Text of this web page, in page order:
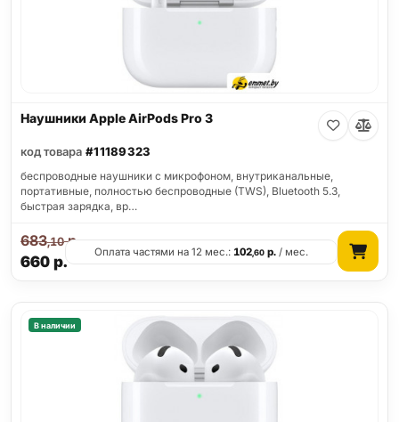
Наушники Apple AirPods Pro 3
код товара #11189323
беспроводные наушники с микрофоном, внутриканальные,
портативные, полностью беспроводные (TWS), Bluetooth 5.3,
быстрая зарядка, вр…
660р.
683,10р.
Оплата частями на 12 мес.: 102,60 р. / мес.
В наличии